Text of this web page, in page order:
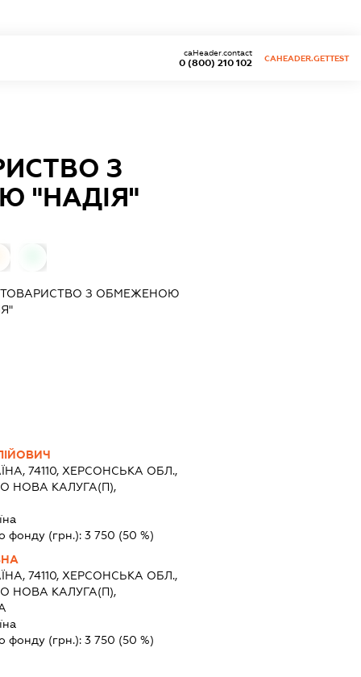
0 (800) 210 102
caHeader.contact
CAHEADER.GETTEST
З
"НАДІЯ"
ТОВАРИСТВО З ОБМЕЖЕНОЮ
74110, ХЕРСОНСЬКА ОБЛ.,
НОВА КАЛУГА(П),
фонду (грн.):3 750 (50 %)
74110, ХЕРСОНСЬКА ОБЛ.,
НОВА КАЛУГА(П),
фонду (грн.):3 750 (50 %)